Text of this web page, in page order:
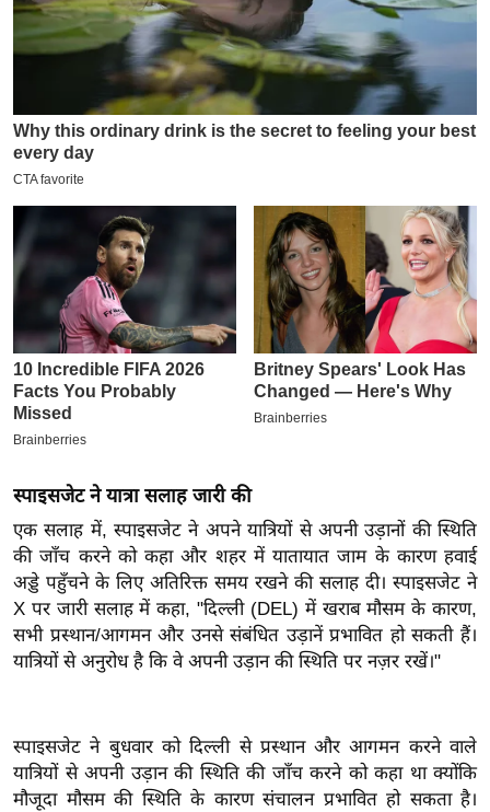
0
2
इ
म
-
पे
मि
सा
ल
मि
ल
श
ख्सि
य
त
इं
डि
स्पाइसजेट ने यात्रा सलाह जारी की
एक सलाह में, स्पाइसजेट ने अपने यात्रियों से अपनी उड़ानों की स्थिति
की जाँच करने को कहा और शहर में यातायात जाम के कारण हवाई
अड्डे पहुँचने के लिए अतिरिक्त समय रखने की सलाह दी। स्पाइसजेट ने
X पर जारी सलाह में कहा, "दिल्ली (DEL) में खराब मौसम के कारण,
सभी प्रस्थान/आगमन और उनसे संबंधित उड़ानें प्रभावित हो सकती हैं।
यात्रियों से अनुरोध है कि वे अपनी उड़ान की स्थिति पर नज़र रखें।"
स्पाइसजेट ने बुधवार को दिल्ली से प्रस्थान और आगमन करने वाले
यात्रियों से अपनी उड़ान की स्थिति की जाँच करने को कहा था क्योंकि
मौजूदा मौसम की स्थिति के कारण संचालन प्रभावित हो सकता है।